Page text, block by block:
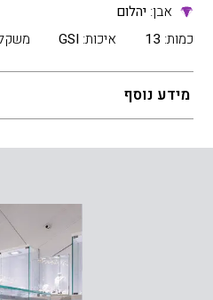
אבן:יהלום
כמות: 13 איכות: GSI
מידע נוסף